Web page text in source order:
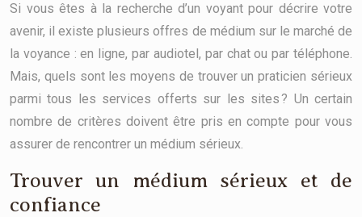
Si vous êtes à la recherche d’un voyant pour décrire votre
avenir, il existe plusieurs offres de médium sur le marché de
la voyance : en ligne, par audiotel, par chat ou par téléphone.
Mais, quels sont les moyens de trouver un praticien sérieux
parmi tous les services offerts sur les sites ? Un certain
nombre de critères doivent être pris en compte pour vous
assurer de rencontrer un médium sérieux.
Trouver un médium sérieux et de
confiance